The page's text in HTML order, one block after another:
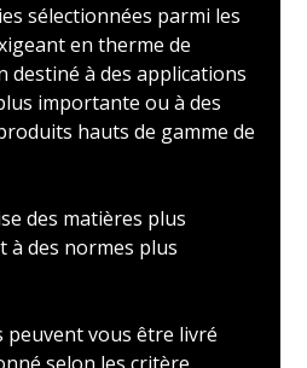
sélectionnées parmi les
en therme de
destiné à des applications
importante ou à des
hauts de gamme de
des matières plus
à des normes plus
vous être livré